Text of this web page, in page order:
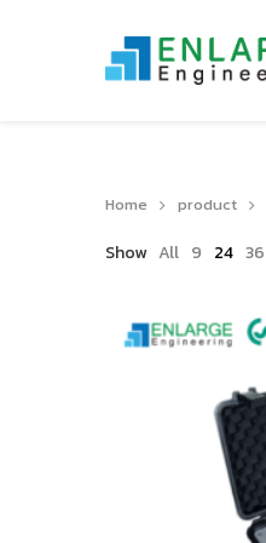
Home product
Show All 9 24 36